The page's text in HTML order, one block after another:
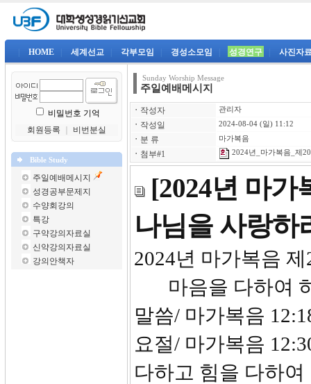
HOME 세계선교 각부모임 경성소모임 성경연구 사진자
비밀번호 기억
회원등록
비번분실
Bible Study
주일예배메시지
성경공부문제지
수양회강의
특강
구약강의자료실
신약강의자료실
강의안책자
Sunday Worship Message
주일예배메시지
ㆍ 작성자 관리자
ㆍ 작성일 2024-08-04 (일) 11:12
ㆍ 분 류 마가복음
ㆍ 첨부#1 2024년_마가복음_제
[2024년 마가
나님을 사랑하
2024년 마
마음을 다하여
말씀/ 마가복음
요절/ 마가복음
다하고 힘을 다하